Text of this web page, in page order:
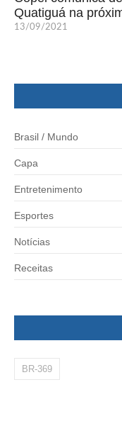
Quatiguá na
13/09/2021
Brasil / Mundo
Capa
Entretenimento
Esportes
Notícias
Receitas
BR-369